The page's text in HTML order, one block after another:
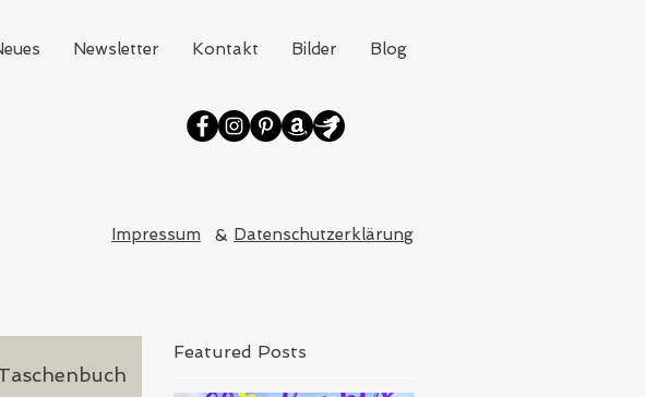
Newsletter Kontakt Bilder Blog
Impressum & Datenschutzerklärung
Featured Posts